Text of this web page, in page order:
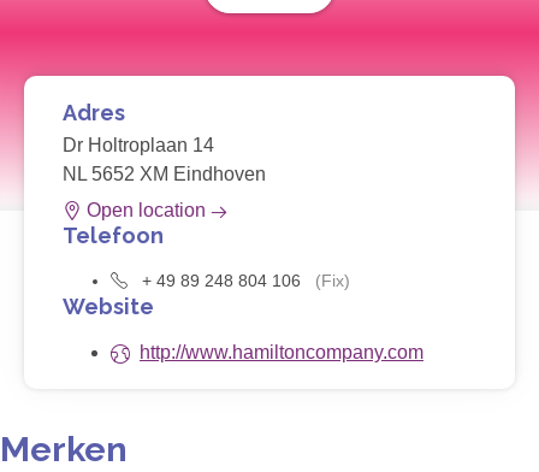
Adres
Dr Holtroplaan 14
NL 5652 XM Eindhoven
Open location
Telefoon
+ 49 89 248 804 106 (Fix)
Website
http://www.hamiltoncompany.com
Merken